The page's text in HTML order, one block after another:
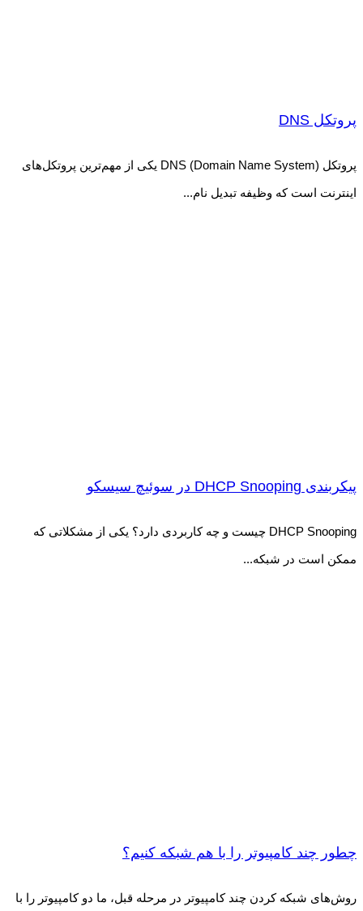
پروتکل DNS
پروتکل DNS (Domain Name System) یکی از مهم‌ترین پروتکل‌های
اینترنت است که وظیفه تبدیل نام...
پیکربندی DHCP Snooping در سوئیچ سیسکو
DHCP Snooping چیست و چه کاربردی دارد؟ یکی از مشکلاتی که
ممکن است در شبکه...
چطور چند کامپیوتر را با هم شبکه کنیم؟
روش‌های شبکه کردن چند کامپیوتر در مرحله قبل، ما دو کامپیوتر را با